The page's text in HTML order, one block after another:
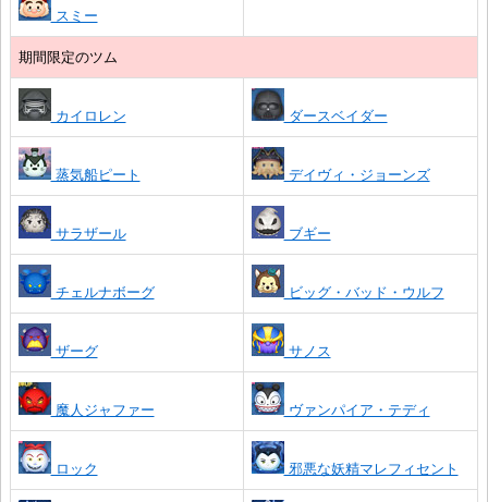
スミー
期間限定のツム
カイロレン ダースベイダー
蒸気船ピート デイヴィ・ジョーンズ
サラザール ブギー
チェルナボーグ ビッグ・バッド・ウルフ
ザーグ サノス
魔人ジャファー ヴァンパイア・テディ
ロック 邪悪な妖精マレフィセント